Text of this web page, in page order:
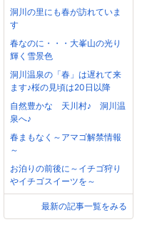
洞川の里にも春が訪れていま
す
春なのに・・・大峯山の光り
輝く雪景色
洞川温泉の「春」は遅れて来
ます♪桜の見頃は20日以降
自然豊かな 天川村♪ 洞川温
泉へ♪
春まもなく～アマゴ解禁情報
～
お泊りの前後に～イチゴ狩り
やイチゴスイーツを～
最新の記事一覧をみる